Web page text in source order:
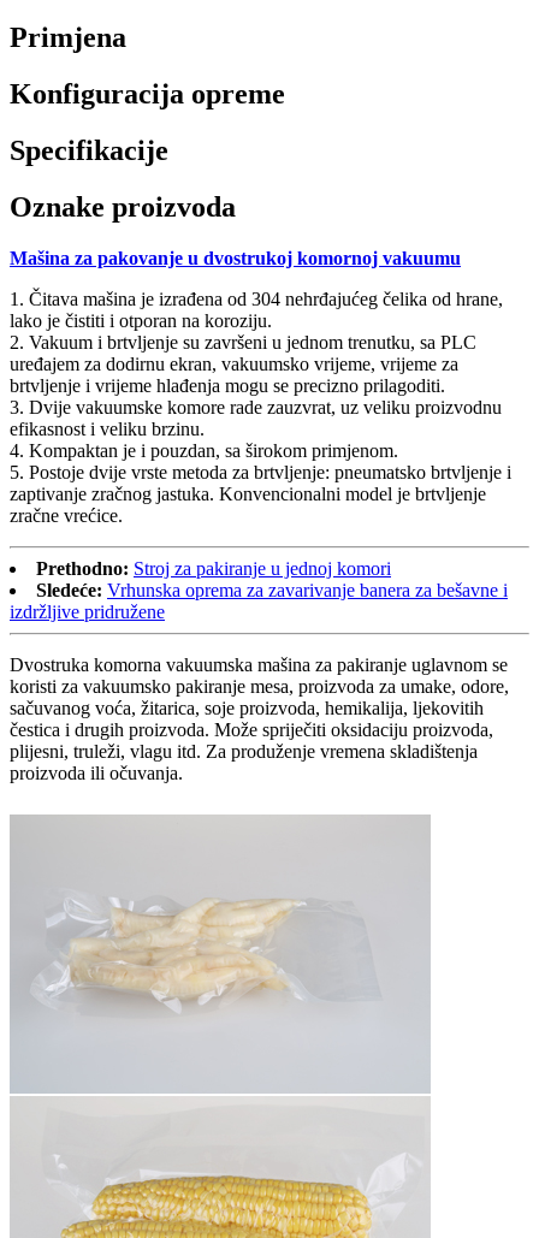
Primjena
Konfiguracija opreme
Specifikacije
Oznake proizvoda
Mašina za pakovanje u dvostrukoj komornoj vakuumu
1. Čitava mašina je izrađena od 304 nehrđajućeg čelika od hrane,
lako je čistiti i otporan na koroziju.
2. Vakuum i brtvljenje su završeni u jednom trenutku, sa PLC
uređajem za dodirnu ekran, vakuumsko vrijeme, vrijeme za
brtvljenje i vrijeme hlađenja mogu se precizno prilagoditi.
3. Dvije vakuumske komore rade zauzvrat, uz veliku proizvodnu
efikasnost i veliku brzinu.
4. Kompaktan je i pouzdan, sa širokom primjenom.
5. Postoje dvije vrste metoda za brtvljenje: pneumatsko brtvljenje i
zaptivanje zračnog jastuka. Konvencionalni model je brtvljenje
zračne vrećice.
Prethodno: Stroj za pakiranje u jednoj komori
Sledeće: Vrhunska oprema za zavarivanje banera za bešavne i
izdržljive pridružene
Dvostruka komorna vakuumska mašina za pakiranje uglavnom se
koristi za vakuumsko pakiranje mesa, proizvoda za umake, odore,
sačuvanog voća, žitarica, soje proizvoda, hemikalija, ljekovitih
čestica i drugih proizvoda. Može spriječiti oksidaciju proizvoda,
plijesni, truleži, vlagu itd. Za produženje vremena skladištenja
proizvoda ili očuvanja.